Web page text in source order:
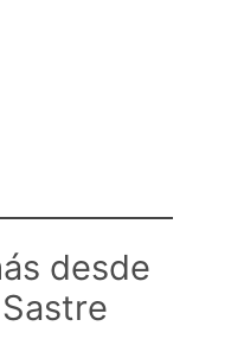
desde